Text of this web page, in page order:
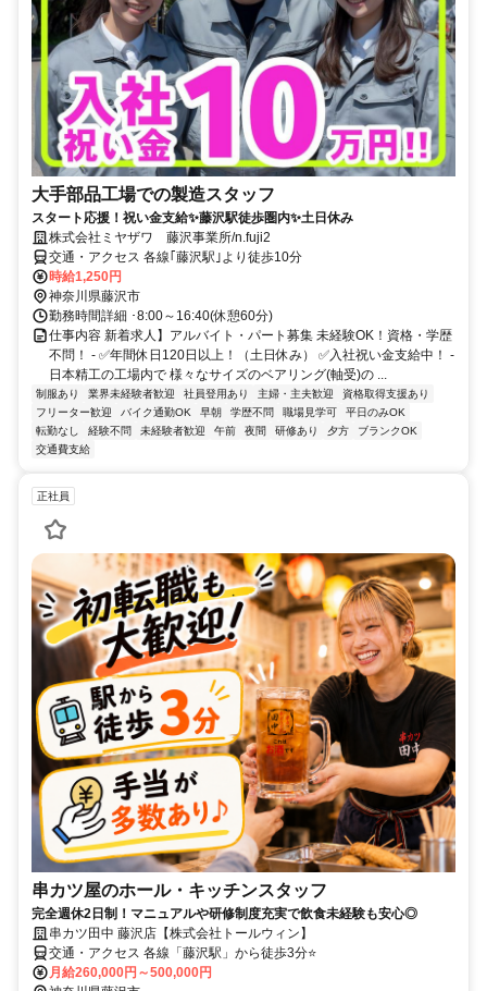
大手部品工場での製造スタッフ
スタート応援！祝い金支給✨藤沢駅徒歩圏内✨土日休み
株式会社ミヤザワ 藤沢事業所/n.fuji2
交通・アクセス 各線｢藤沢駅｣より徒歩10分
時給1,250円
神奈川県藤沢市
勤務時間詳細 ･8:00～16:40(休憩60分)
仕事内容 新着求人】アルバイト・パート募集 未経験OK！資格・学歴
不問！ - ✅年間休日120日以上！（土日休み） ✅入社祝い金支給中！ -
日本精工の工場内で 様々なサイズのベアリング(軸受)の ...
制服あり 業界未経験者歓迎 社員登用あり 主婦・主夫歓迎
資格取得支援あり
フリーター歓迎
バイク通勤OK 早朝 学歴不問 職場見学可
平日のみOK
転勤なし
経験不問 未経験者歓迎 午前 夜間 研修あり 夕方
ブランクOK
交通費支給
正社員
串カツ屋のホール・キッチンスタッフ
完全週休2日制！マニュアルや研修制度充実で飲食未経験も安心◎
串カツ田中 藤沢店【株式会社トールウィン】
交通・アクセス 各線「藤沢駅」から徒歩3分⭐
月給260,000円～500,000円